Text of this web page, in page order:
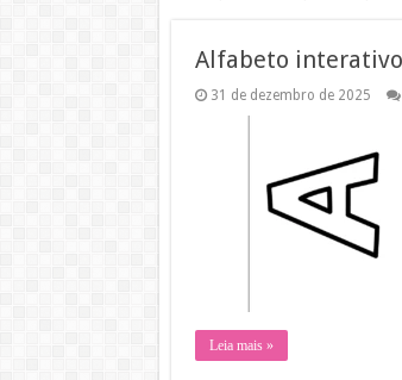
Alfabeto
31 de dezembro de 2025
Leia mais »